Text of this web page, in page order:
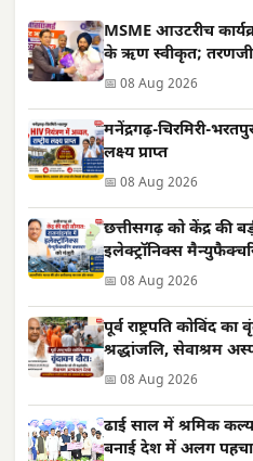
MSME आउटरीच
के ऋण स्वीकृत; तरणजीत
📅 08 Aug 2026
मनेंद्रगढ़-चिरमिरी-
लक्ष्य प्राप्त
📅 08 Aug 2026
छत्तीसगढ़ को केंद्र की
इलेक्ट्रॉनिक्स
📅 08 Aug 2026
पूर्व राष्ट्रपति कोविंद
श्रद्धांजलि, सेवाश्रम
📅 08 Aug 2026
ढाई साल में श्रमिक
बनाई देश में अलग